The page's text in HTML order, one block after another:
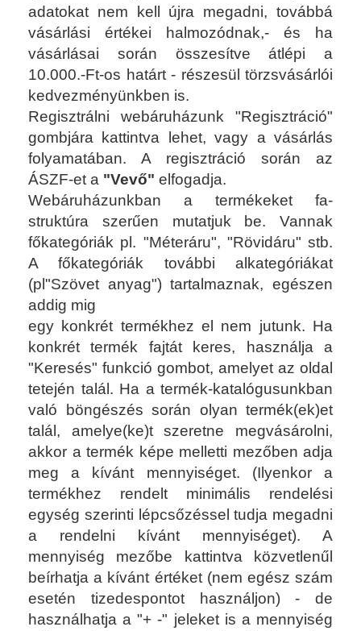
adatokat nem kell újra megadni, továbbá
vásárlási értékei halmozódnak,- és ha
vásárlásai során összesítve átlépi a
10.000.-Ft-os határt - részesül törzsvásárlói
kedvezményünkben is.
Regisztrálni webáruházunk "Regisztráció"
gombjára kattintva lehet, vagy a vásárlás
folyamatában. A regisztráció során az
ÁSZF-et a "Vevő" elfogadja.
Webáruházunkban a termékeket fa-
struktúra szerűen mutatjuk be. Vannak
főkategóriák pl. "Méteráru", "Rövidáru" stb.
A főkategóriák további alkategóriákat
(pl"Szövet anyag") tartalmaznak, egészen
addig mig
egy konkrét termékhez el nem jutunk. Ha
konkrét termék fajtát keres, használja a
"Keresés" funkció gombot, amelyet az oldal
tetején talál. Ha a termék-katalógusunkban
való böngészés során olyan termék(ek)et
talál, amelye(ke)t szeretne megvásárolni,
akkor a termék képe melletti mezőben adja
meg a kívánt mennyiséget. (Ilyenkor a
termékhez rendelt minimális rendelési
egység szerinti lépcsőzéssel tudja megadni
a rendelni kívánt mennyiséget). A
mennyiség mezőbe kattintva közvetlenűl
beírhatja a kívánt értéket (nem egész szám
esetén tizedespontot használjon) - de
használhatja a "+ -" jeleket is a mennyiség